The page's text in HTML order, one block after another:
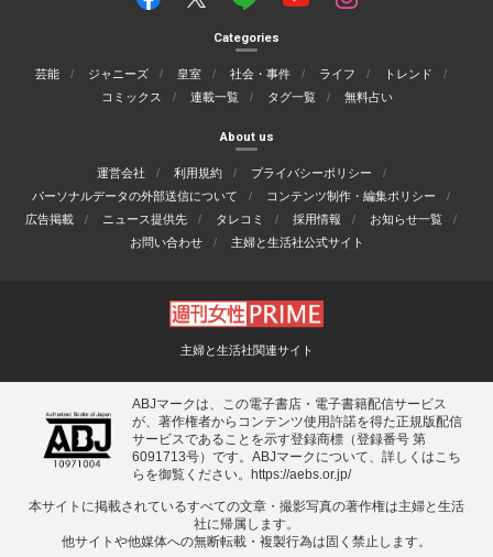
Categories
芸能 ジャニーズ 皇室 社会・事件 ライフ
トレンド
コミックス
連載一覧 タグ一覧 無料占い
About us
運営会社 利用規約
プライバシーポリシー
パーソナルデータの外部送信について
コンテンツ制作・編集ポリシー
広告掲載
ニュース提供先 タレコミ 採用情報
お知らせ一覧
お問い合わせ
主婦と生活社公式サイト
主婦と生活社関連サイト
ABJマークは、この電子書店・電子書籍配信サービス
が、著作権者からコンテンツ使用許諾を得た正規版配信
サービスであることを示す登録商標（登録番号 第
6091713号）です。ABJマークについて、詳しくはこち
らを御覧ください。
https://aebs.or.jp/
本サイトに掲載されているすべての⽂章・撮影写真の著作権は主婦と⽣活
社に帰属します。
他サイトや他媒体への無断転載・複製⾏為は固く禁⽌します。